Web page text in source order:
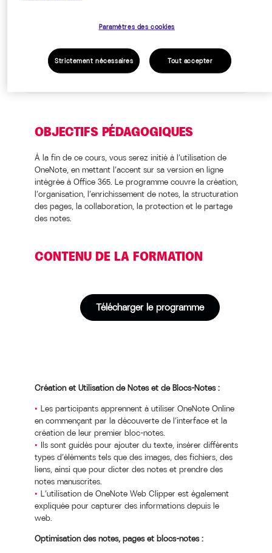
OBJECTIFS PÉDAGOGIQUES
À la fin de ce cours, vous serez initié à l’utilisation de
OneNote, en mettant l’accent sur sa version en ligne
intégrée à Office 365. Le programme couvre la création,
l’organisation, l’enrichissement de notes, la structuration
des pages, la collaboration, la protection et le partage
des notes.
CONTENU DE LA FORMATION
Télécharger le programme
Création et Utilisation de Notes et de Blocs-Notes :
Les participants apprennent à utiliser OneNote Online
en commençant par la découverte de l’interface et la
création de leur premier bloc-notes.
Ils sont guidés pour ajouter du texte, insérer différents
types d’éléments tels que des images, des fichiers, des
liens, ainsi que pour dicter des notes et prendre des
notes manuscrites.
L’utilisation de OneNote Web Clipper est également
expliquée pour capturer des informations depuis le
web.
Optimisation des notes, pages et blocs-notes :
Paramètres des cookies
Strictement nécessaires Tout accepter